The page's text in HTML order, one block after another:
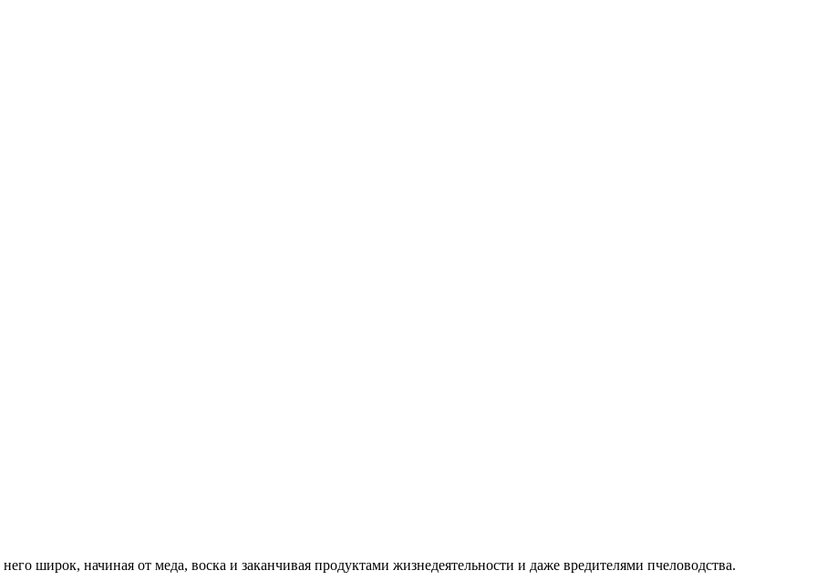
широк, начиная от меда, воска и заканчивая продуктами жизнедеятельности и даже вредителями пчеловодства.